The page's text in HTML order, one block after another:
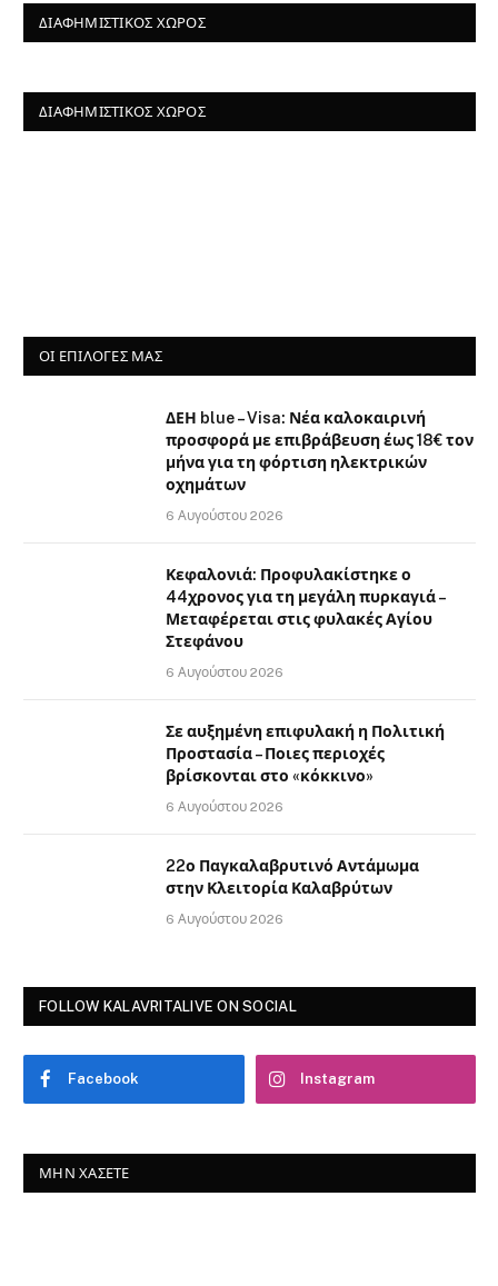
ΔΙΑΦΗΜΙΣΤΙΚΌΣ ΧΏΡΟΣ
ΔΙΑΦΗΜΙΣΤΙΚΌΣ ΧΏΡΟΣ
ΟΙ ΕΠΙΛΟΓΈΣ ΜΑΣ
ΔΕΗ blue – Visa: Νέα καλοκαιρινή
προσφορά με επιβράβευση έως 18€ τον
μήνα για τη φόρτιση ηλεκτρικών
οχημάτων
6 Αυγούστου 2026
Κεφαλονιά: Προφυλακίστηκε ο
44χρονος για τη μεγάλη πυρκαγιά –
Μεταφέρεται στις φυλακές Αγίου
Στεφάνου
6 Αυγούστου 2026
Σε αυξημένη επιφυλακή η Πολιτική
Προστασία – Ποιες περιοχές
βρίσκονται στο «κόκκινο»
6 Αυγούστου 2026
22ο Παγκαλαβρυτινό Αντάμωμα
στην Κλειτορία Καλαβρύτων
6 Αυγούστου 2026
FOLLOW KALAVRITALIVE ON SOCIAL
Facebook Instagram
ΜΗΝ ΧΆΣΕΤΕ